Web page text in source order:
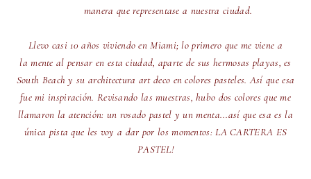
manera que representase a nuestra ciudad.
Llevo casi 10 años viviendo en Miami; lo primero que me viene a
lamente al pensar en esta ciudad, aparte de sus hermosas playas, es
South Beach y su architectura art deco en colores pasteles. Así que esa
fue mi inspiración. Revisando las muestras, hubo dos colores que me
llamaron la atención: un rosado pastel y un menta...así que esa es la
única pista que les voy a dar por los momentos: LA CARTERA ES
PASTEL!